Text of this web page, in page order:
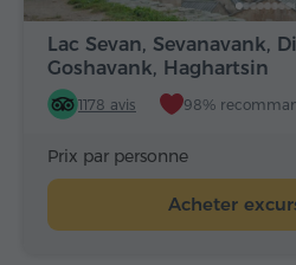
Lac Sevan, Sevanavank,
Goshavank, Haghartsin
1178 avis 98%
Prix par personne
Acheter